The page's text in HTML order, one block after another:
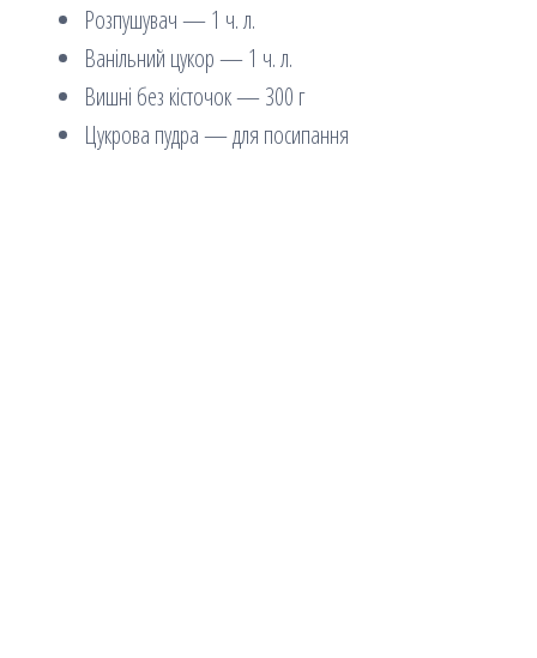
Розпушувач — 1 ч. л.
Ванільний цукор — 1 ч. л.
Вишні без кісточок — 300 г
Цукрова пудра — для посипання